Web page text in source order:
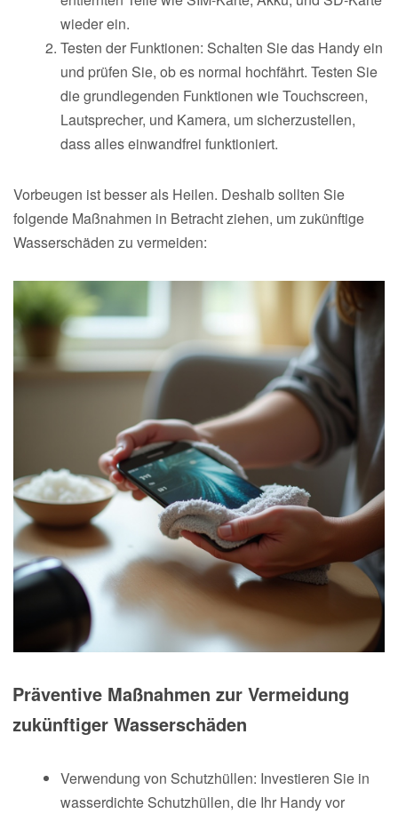
wieder ein.
Testen der Funktionen: Schalten Sie das Handy ein
und prüfen Sie, ob es normal hochfährt. Testen Sie
die grundlegenden Funktionen wie Touchscreen,
Lautsprecher, und Kamera, um sicherzustellen,
dass alles einwandfrei funktioniert.
Vorbeugen ist besser als Heilen. Deshalb sollten Sie
folgende Maßnahmen in Betracht ziehen, um zukünftige
Wasserschäden zu vermeiden:
Präventive Maßnahmen zur Vermeidung
zukünftiger Wasserschäden
Verwendung von Schutzhüllen: Investieren Sie in
wasserdichte Schutzhüllen, die Ihr Handy vor